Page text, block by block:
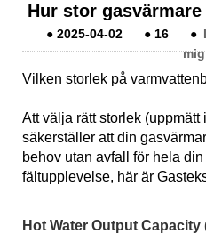
Hur stor
● 2025-04-02 ● 16 ●
mig
Vilken storlek på
Att välja rätt storlek (uppmätt
säkerställer att din
behov utan avfall för hela
fältupplevelse, här är
Hot Water Output Capacity